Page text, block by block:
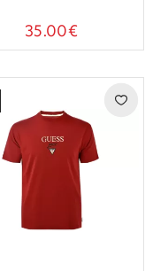
35.00€